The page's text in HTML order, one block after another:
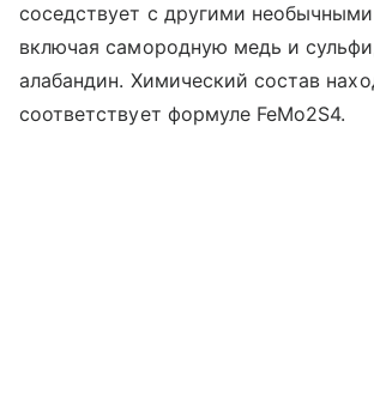
соседствует с другими
включая самородную медь и
алабандин. Химический состав
соответствует формуле FeMo2S4.